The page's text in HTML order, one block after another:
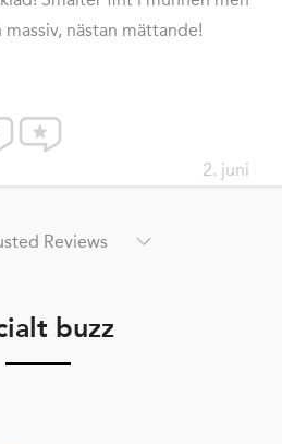
nästan mättande!
2. juni
Reviews
buzz